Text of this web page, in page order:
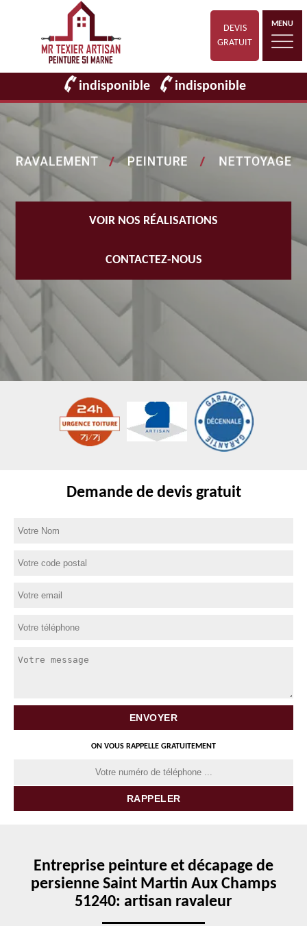
DEVIS
GRATUIT
MENU
indisponible indisponible
VOIR NOS RÉALISATIONS
CONTACTEZ-NOUS
Demande de devis gratuit
ON VOUS RAPPELLE GRATUITEMENT
Entreprise peinture et décapage de
persienne Saint Martin Aux Champs
51240: artisan ravaleur